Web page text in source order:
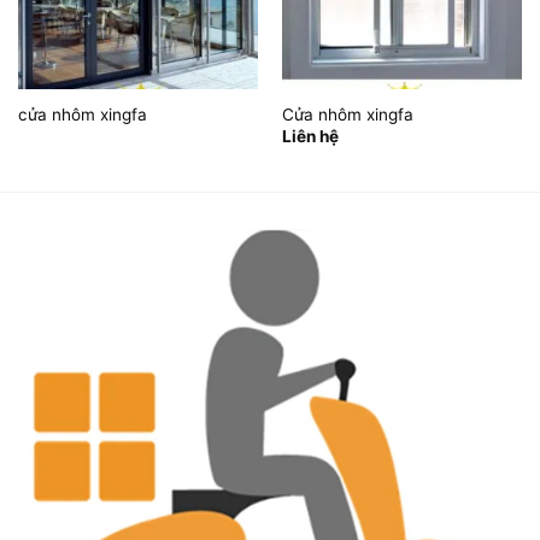
cửa nhôm xingfa
Cửa nhôm xingfa
Liên hệ